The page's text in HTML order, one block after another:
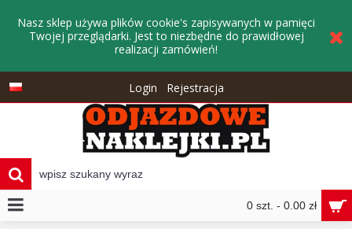
Nasz sklep używa plików cookie's zapisywanych w pamięci
Twojej przeglądarki. Jest to niezbędne do prawidłowej
realizacji zamówień!
Login Rejestracja
0 szt. - 0.00 zł